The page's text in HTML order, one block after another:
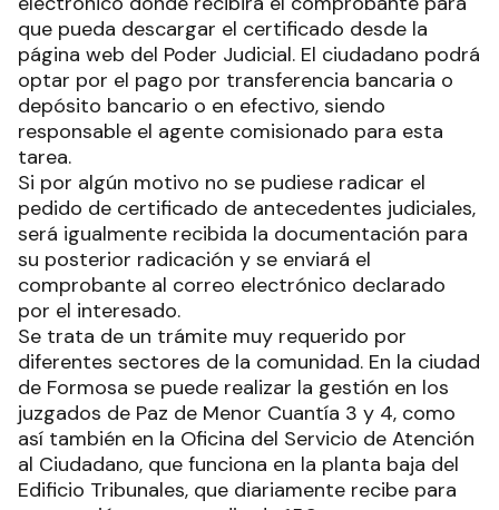
que pueda descargar el certificado desde la
página web del Poder Judicial. El ciudadano podrá
optar por el pago por transferencia bancaria o
depósito bancario o en efectivo, siendo
responsable el agente comisionado para esta
tarea.
Si por algún motivo no se pudiese radicar el
pedido de certificado de antecedentes judiciales,
será igualmente recibida la documentación para
su posterior radicación y se enviará el
comprobante al correo electrónico declarado
por el interesado.
Se trata de un trámite muy requerido por
diferentes sectores de la comunidad. En la ciudad
de Formosa se puede realizar la gestión en los
juzgados de Paz de Menor Cuantía 3 y 4, como
así también en la Oficina del Servicio de Atención
al Ciudadano, que funciona en la planta baja del
Edificio Tribunales, que diariamente recibe para